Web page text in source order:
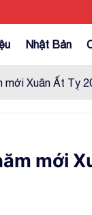
Nhật Bản
mới Xuân Ất Tỵ
mới